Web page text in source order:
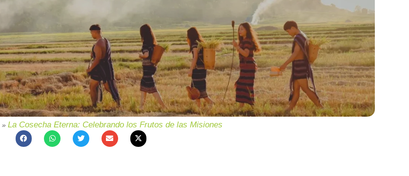
» La Cosecha Eterna: Celebrando los Frutos de las Misiones